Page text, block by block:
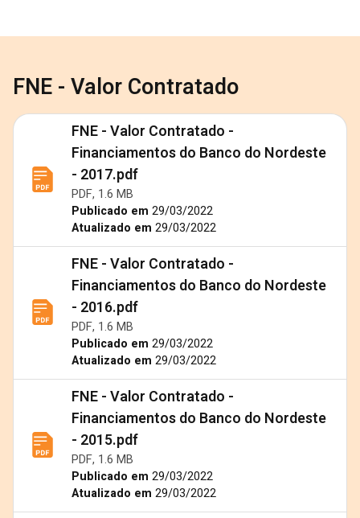
FNE - Valor Contratado
FNE - Valor Contratado -
Financiamentos do Banco do Nordeste
- 2017.pdf
PDF, 1.6 MB
Publicado em 29/03/2022
Atualizado em 29/03/2022
FNE - Valor Contratado -
Financiamentos do Banco do Nordeste
- 2016.pdf
PDF, 1.6 MB
Publicado em 29/03/2022
Atualizado em 29/03/2022
FNE - Valor Contratado -
Financiamentos do Banco do Nordeste
- 2015.pdf
PDF, 1.6 MB
Publicado em 29/03/2022
Atualizado em 29/03/2022